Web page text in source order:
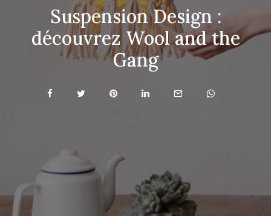
Suspension Design :
découvrez Wool and the
Gang